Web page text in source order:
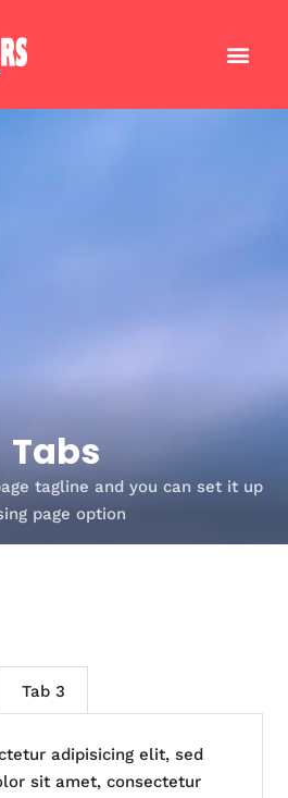
Tabs
tagline and you can set it up
page option
Tab 3
adipisicing elit, sed
sit amet, consectetur